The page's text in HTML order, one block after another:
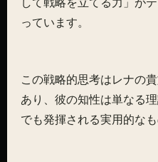
っています。
この戦略的思考はレナの
あり、彼の知性は単なる
でも発揮される実用的なも